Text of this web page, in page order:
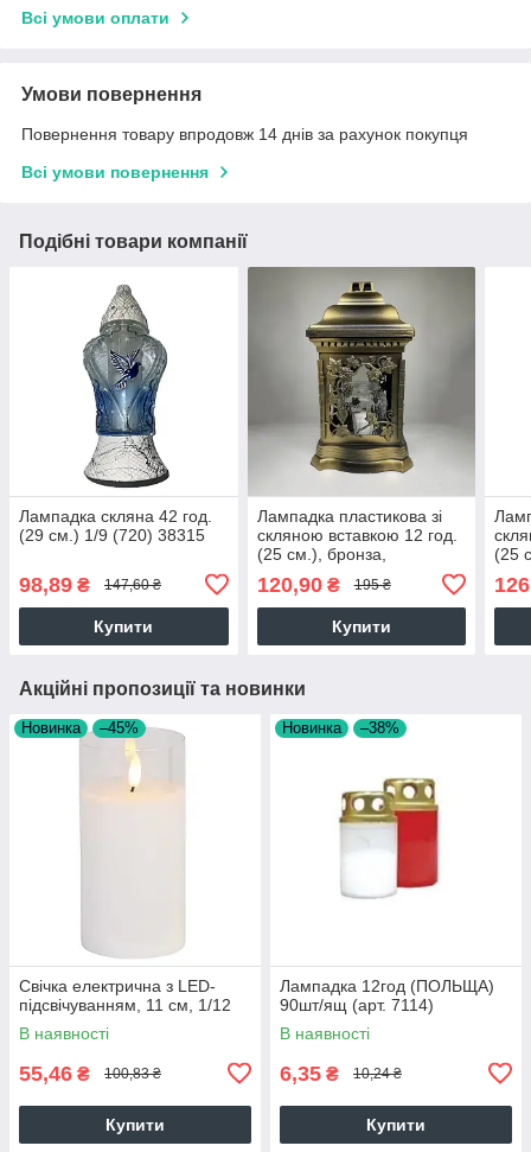
Всі умови оплати
Умови повернення
Повернення товару впродовж 14 днів за рахунок покупця
Всі умови повернення
Подібні товари компанії
Лампадка скляна 42 год.
(29 см.) 1/9 (720) 38315
98,89 ₴ 147,60 ₴
Купити
Лампадка пластикова зі
скляною вставкою 12 год.
(25 см.), бронза,
120,90₴ 195 ₴
Купити
(25
Акційні пропозиції та новинки
Новинка –45%
Свічка електрична з LED-
підсвічуванням, 11 см, 1/12
В наявності
55,46 ₴ 100,83 ₴
Купити
Новинка –38%
Лампадка 12год (ПОЛЬЩА)
90шт/ящ (арт. 7114)
В наявності
6,35 ₴ 10,24 ₴
Купити